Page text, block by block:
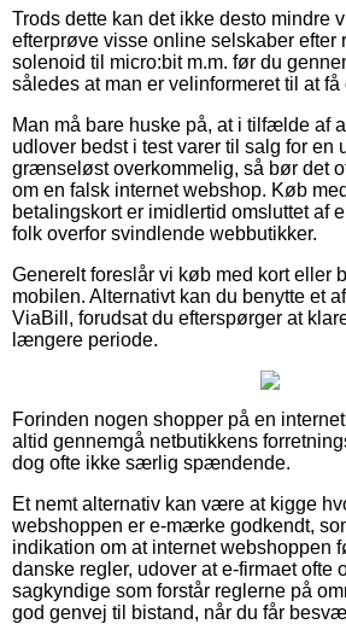
Trods dette kan det ikke desto mindre
efterprøve visse online selskaber efter
solenoid til micro:bit m.m. før du
således at man er velinformeret til at
Man må bare huske på, at i tilfælde af
udlover bedst i test varer til salg for en
grænseløst overkommelig, så bør det
om en falsk internet webshop. Køb
betalingskort er imidlertid omsluttet af
folk overfor svindlende webbutikker.
Generelt foreslår vi køb med kort eller
mobilen. Alternativt kan du benytte et
ViaBill, forudsat du efterspørger at
længere periode.
Forinden nogen shopper på en
altid gennemgå netbutikkens
dog ofte ikke særlig spændende.
Et nemt alternativ kan være at kigge
webshoppen er e-mærke godkendt,
indikation om at internet webshoppen
danske regler, udover at e-firmaet ofte
sagkyndige som forstår reglerne på
god genvej til bistand, når du får